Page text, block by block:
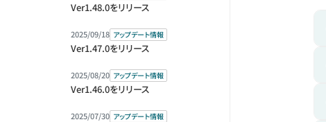
Ver1.48.0をリリース
2025/09/18 アップデート情報
Ver1.47.0をリリース
2025/08/20 アップデート情報
Ver1.46.0をリリース
2025/07/30 アップデート情報